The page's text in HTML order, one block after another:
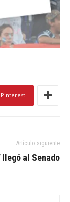
Pinterest
Artículo siguiente
llegó al Senado